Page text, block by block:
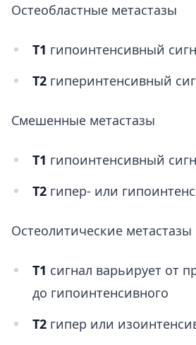
Остеобластные метастазы
Т1 гипоинтенсивный
Т2 гиперинтенсивный
Смешенные метастазы
Т1 гипоинтенсивный
Т2 гипер- или
Остеолитические метастазы
Т1 сигнал варьирует от
до гипоинтенсивного
Т2 гипер или